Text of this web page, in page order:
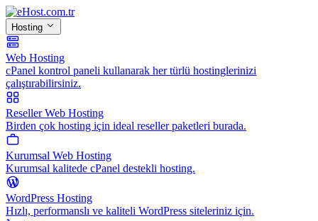
Hosting
Web Hosting
cPanel kontrol paneli kullanarak her türlü hostinglerinizi
çalıştırabilirsiniz.
Reseller Web Hosting
Birden çok hosting için ideal reseller paketleri burada.
Kurumsal Web Hosting
Kurumsal kalitede cPanel destekli hosting.
WordPress Hosting
Hızlı, performanslı ve kaliteli WordPress siteleriniz için.